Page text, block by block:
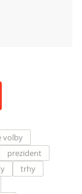
volby
prezident
trhy